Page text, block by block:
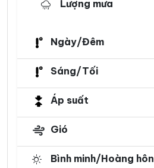
Lượng mưa
Ngày/Đêm
Sáng/Tối
Áp suất
Gió
Bình minh/Hoàng hôn